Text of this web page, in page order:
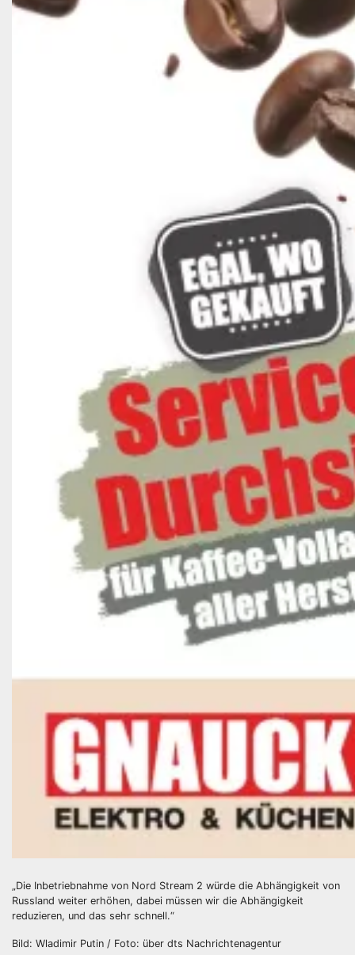
„Die Inbetriebnahme von Nord Stream 2 würde die Abhängigkeit von
Russland weiter erhöhen, dabei müssen wir die Abhängigkeit
reduzieren, und das sehr schnell.“
Bild: Wladimir Putin / Foto: über dts Nachrichtenagentur